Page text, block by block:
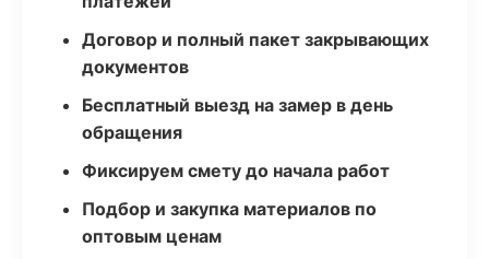
Договор и полный пакет закрывающих
документов
Бесплатный выезд на замер в день
обращения
Фиксируем смету до начала работ
Подбор и закупка материалов по
оптовым ценам